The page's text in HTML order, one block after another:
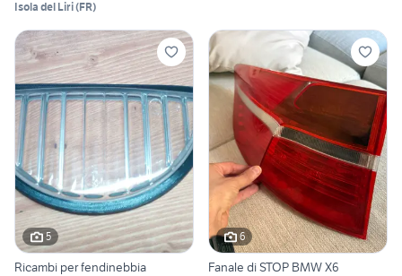
Isola del Liri(FR)
5
Ricambi per fendinebbia
6
Fanale di STOP BMW X6